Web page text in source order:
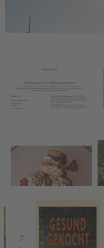
selbst Obst und
viel Herzenswärme teilt sie
Pamela Anderson
Rezepte für Herz und
Emotionale
Einblicke
Autor:Innen-Information
Pressestimmen
Wir haben andere
könnten!